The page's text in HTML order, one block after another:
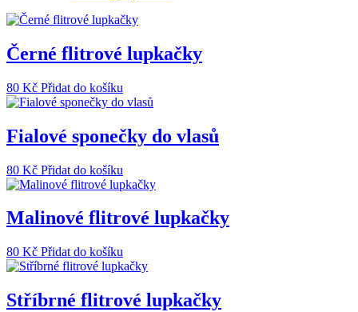
Černé flitrové lupkačky
80 Kč Přidat do košíku
Fialové sponečky do vlasů
80 Kč Přidat do košíku
Malinové flitrové lupkačky
80 Kč Přidat do košíku
Stříbrné flitrové lupkačky